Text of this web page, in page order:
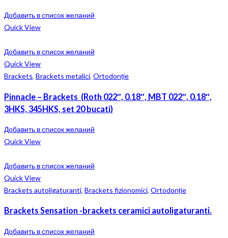
Добавить в список желаний
Quick View
Добавить в список желаний
Quick View
Brackets, Brackets metalici, Ortodonție
Pinnacle – Brackets (Roth 022″, 0.18″, MBT 022″, 0.18″,
3HKS, 345HKS, set 20 bucati)
Добавить в список желаний
Quick View
Добавить в список желаний
Quick View
Brackets autoligaturanti, Brackets fizionomici, Ortodonție
Brackets Sensation -brackets ceramici autoligaturanti.
Добавить в список желаний